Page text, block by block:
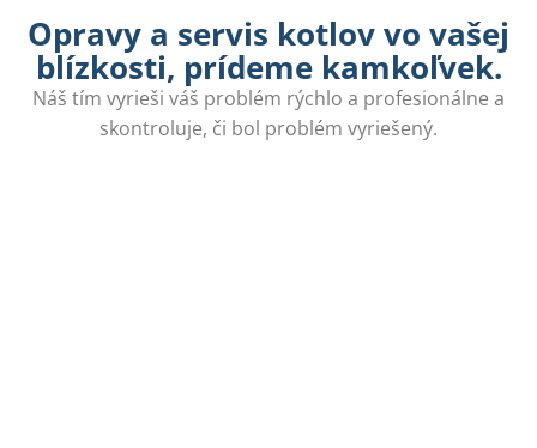
Opravy a servis kotlov vo vašej
blízkosti, prídeme kamkoľvek.
Náš tím vyrieši váš problém rýchlo a profesionálne a
skontroluje, či bol problém vyriešený.